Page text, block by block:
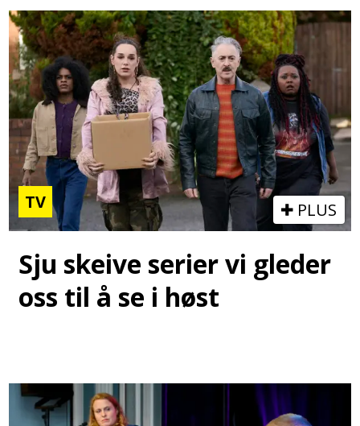
TV PLUS
Sju skeive serier vi gleder
oss til å se i høst